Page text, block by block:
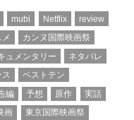
mubi Netflix
review
カンヌ国際映画祭
ュメンタリー
ネタバレ
ス
ベストテン
編 予想 原作
実話
画
東京国際映画祭